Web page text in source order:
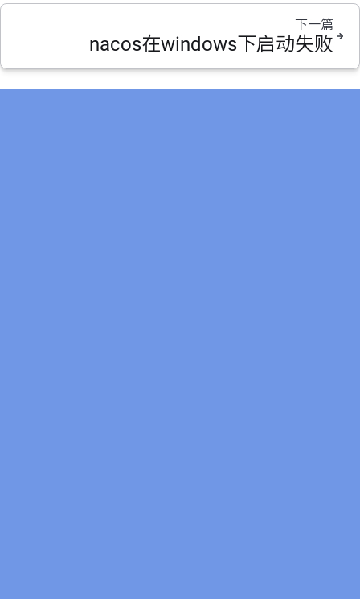
下一篇
nacos在windows下启动失败